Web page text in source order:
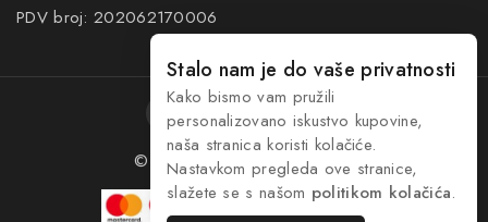
PDV broj: 202062170006
© 2026 HA Companydim.ba
Stalo nam je do vaše privatnosti
Kako bismo vam pružili
personalizovano iskustvo kupovine,
naša stranica koristi kolačiće.
Nastavkom pregleda ove stranice,
slažete se s našom politikom kolačića.